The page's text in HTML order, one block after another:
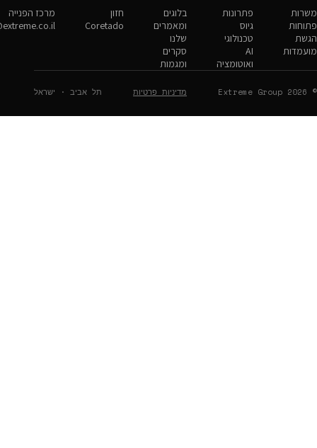
פתרונות
גיוס
טכנולוגי
AI
בלוגים
ומאמרים
שלנו
סקרים
ומגמות
חזון
Coretado
מרכז הפנייה
hello@extreme.co.il
מדיניות פרטיות תל אביב · ישראל